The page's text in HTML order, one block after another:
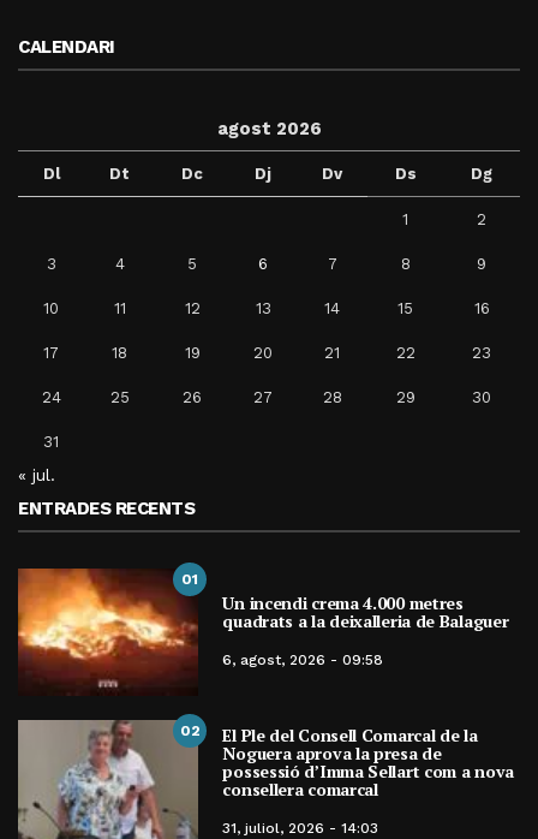
CALENDARI
agost 2026
Dl Dt Dc Dj Dv Ds Dg
1 2
3 4 5 6 7 8 9
10 11 12 13 14 15 16
17 18 19 20 21 22 23
24 25 26 27 28 29 30
31
« jul.
ENTRADES RECENTS
01
Un incendi crema 4.000 metres
quadrats a la deixalleria de Balaguer
6, agost, 2026 - 09:58
02 El Ple del Consell Comarcal de la
Noguera aprova la presa de
possessió d’Imma Sellart com a nova
consellera comarcal
31, juliol, 2026 - 14:03